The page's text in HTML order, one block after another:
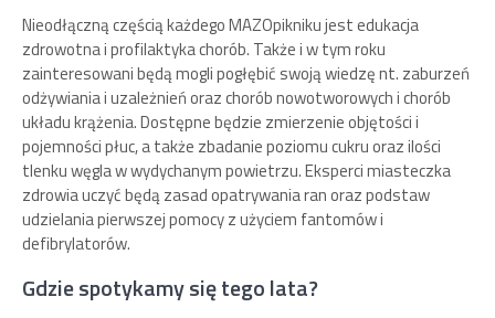
Nieodłączną częścią każdego MAZOpikniku jest edukacja
zdrowotna i profilaktyka chorób. Także i w tym roku
zainteresowani będą mogli pogłębić swoją wiedzę nt. zaburzeń
odżywiania i uzależnień oraz chorób nowotworowych i chorób
układu krążenia. Dostępne będzie zmierzenie objętości i
pojemności płuc, a także zbadanie poziomu cukru oraz ilości
tlenku węgla w wydychanym powietrzu. Eksperci miasteczka
zdrowia uczyć będą zasad opatrywania ran oraz podstaw
udzielania pierwszej pomocy z użyciem fantomów i
defibrylatorów.
Gdzie spotykamy się tego lata?